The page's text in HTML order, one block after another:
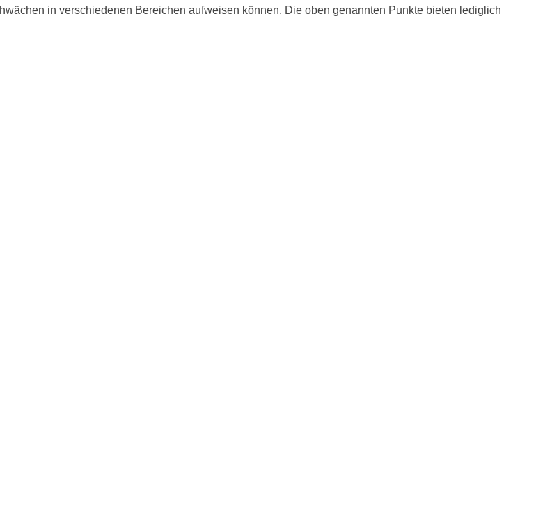
in verschiedenen Bereichen aufweisen können. Die oben genannten Punkte bieten lediglich